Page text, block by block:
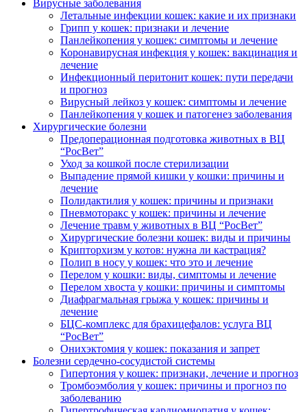
Вирусные заболевания
Летальные инфекции кошек: какие и их признаки
Грипп у кошек: признаки и лечение
Панлейкопения у кошек: симптомы и лечение
Коронавирусная инфекция у кошек: вакцинация и
лечение
Инфекционный перитонит кошек: пути передачи
и прогноз
Вирусный лейкоз у кошек: симптомы и лечение
Панлейкопения у кошек и патогенез заболевания
Хирургические болезни
Предоперационная подготовка животных в ВЦ
“РосВет”
Уход за кошкой после стерилизации
Выпадение прямой кишки у кошки: причины и
лечение
Полидактилия у кошек: причины и признаки
Пневмоторакс у кошек: причины и лечение
Лечение травм у животных в ВЦ “РосВет”
Хирургические болезни кошек: виды и причины
Крипторхизм у котов: нужна ли кастрация?
Полип в носу у кошек: что это и лечение
Перелом у кошки: виды, симптомы и лечение
Перелом хвоста у кошки: причины и симптомы
Диафрагмальная грыжа у кошек: причины и
лечение
БЦС-комплекс для брахицефалов: услуга ВЦ
“РосВет”
Онихэктомия у кошек: показания и запрет
Болезни сердечно-сосудистой системы
Гипертония у кошек: признаки, лечение и прогноз
Тромбоэмболия у кошек: причины и прогноз по
заболеванию